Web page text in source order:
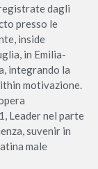
dagli
presso le
inside
in Emilia-
integrando la
motivazione.
Leader nel parte
suvenir in
male